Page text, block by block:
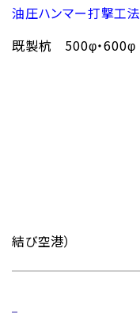
油圧ハンマー打撃工法
既製杭 500φ・
結び空港）